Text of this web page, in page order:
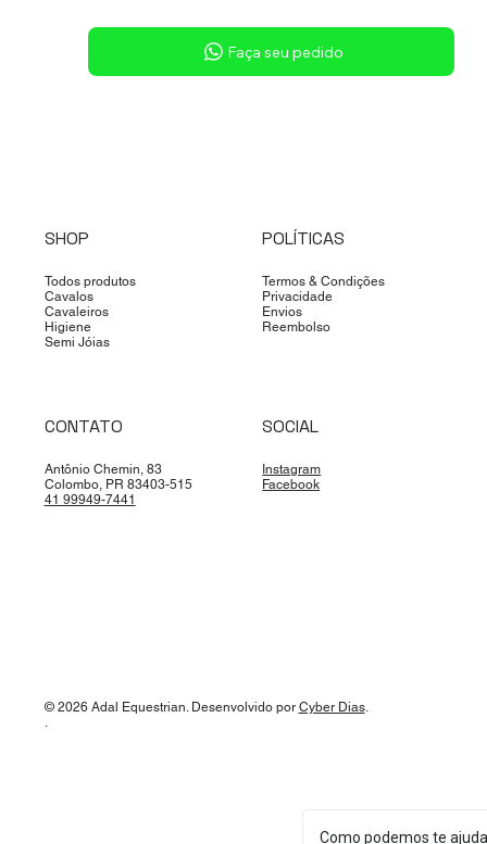
Sob consulta
Faça seu pedido
SHOP
Todos produtos
Cavalos
Cavaleiros
Higiene
Semi Jóias
POLÍTICAS
Termos & Condições
Privacidade
Envios
Reembolso
CONTATO
Antônio Chemin, 83
Colombo, PR 83403-515
41 99949-7441
SOCIAL
Instagram
Facebook
© 2026 Adal Equestrian. Desenvolvido por Cyber Dias.
.
Como podemos te